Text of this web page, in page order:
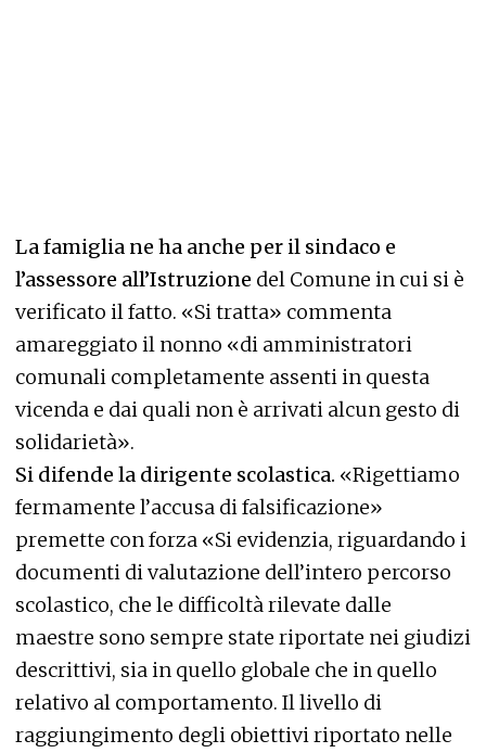
La famiglia ne ha anche per il sindaco e
l’assessore all’Istruzione del Comune in cui si è
verificato il fatto. «Si tratta» commenta
amareggiato il nonno «di amministratori
comunali completamente assenti in questa
vicenda e dai quali non è arrivati alcun gesto di
solidarietà».
Si difende la dirigente scolastica. «Rigettiamo
fermamente l’accusa di falsificazione»
premette con forza «Si evidenzia, riguardando i
documenti di valutazione dell’intero percorso
scolastico, che le difficoltà rilevate dalle
maestre sono sempre state riportate nei giudizi
descrittivi, sia in quello globale che in quello
relativo al comportamento. Il livello di
raggiungimento degli obiettivi riportato nelle